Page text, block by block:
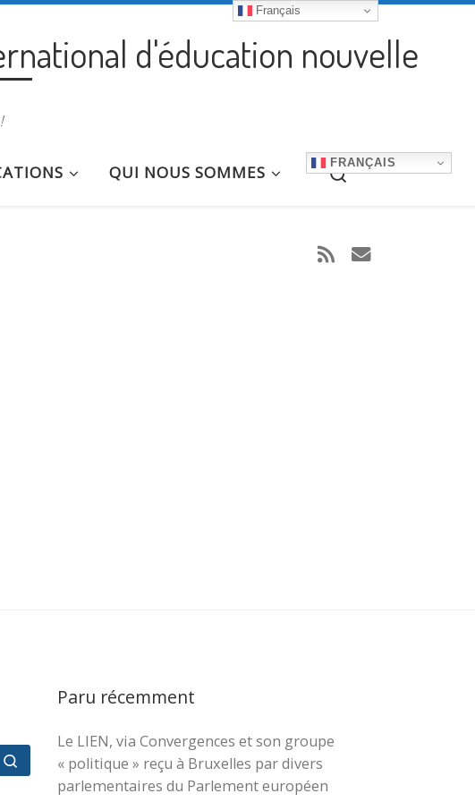
d'éducation nouvelle
QUI NOUS SOMMES FRANÇAIS
Search
Rechercher …
Paru récemment
Le LIEN, via Convergences et son groupe
« politique » reçu à Bruxelles par divers
parlementaires du Parlement européen
Français